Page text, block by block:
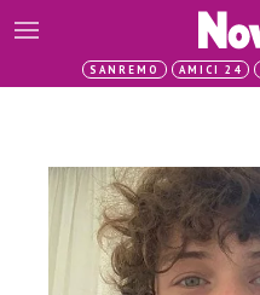
SANREMO AMICI 24